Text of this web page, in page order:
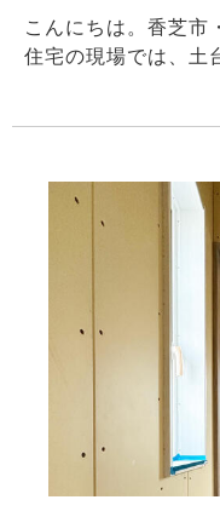
こんにちは。香芝市
住宅の現場では、土